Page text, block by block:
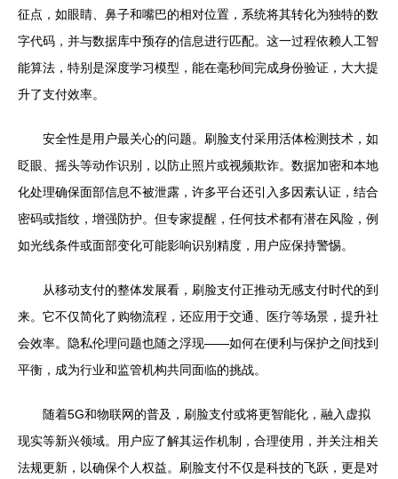
征点，如眼睛、鼻子和嘴巴的相对位置，系统将其转化为独特的数
字代码，并与数据库中预存的信息进行匹配。这一过程依赖人工智
能算法，特别是深度学习模型，能在毫秒间完成身份验证，大大提
升了支付效率。
安全性是用户最关心的问题。刷脸支付采用活体检测技术，如
眨眼、摇头等动作识别，以防止照片或视频欺诈。数据加密和本地
化处理确保面部信息不被泄露，许多平台还引入多因素认证，结合
密码或指纹，增强防护。但专家提醒，任何技术都有潜在风险，例
如光线条件或面部变化可能影响识别精度，用户应保持警惕。
从移动支付的整体发展看，刷脸支付正推动无感支付时代的到
来。它不仅简化了购物流程，还应用于交通、医疗等场景，提升社
会效率。隐私伦理问题也随之浮现——如何在便利与保护之间找到
平衡，成为行业和监管机构共同面临的挑战。
随着5G和物联网的普及，刷脸支付或将更智能化，融入虚拟
现实等新兴领域。用户应了解其运作机制，合理使用，并关注相关
法规更新，以确保个人权益。刷脸支付不仅是科技的飞跃，更是对